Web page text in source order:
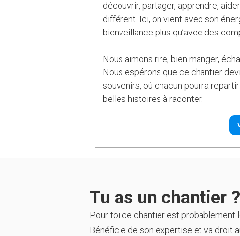
découvrir, partager, apprendre,
différent. Ici, on vient avec son
bienveillance plus qu’avec des
Nous aimons rire, bien manger,
Nous espérons que ce chantier
souvenirs, où chacun pourra
belles histoires à raconter.
Tu as un chantier
Pour toi ce chantier est probablement
Bénéficie de son expertise et va droit